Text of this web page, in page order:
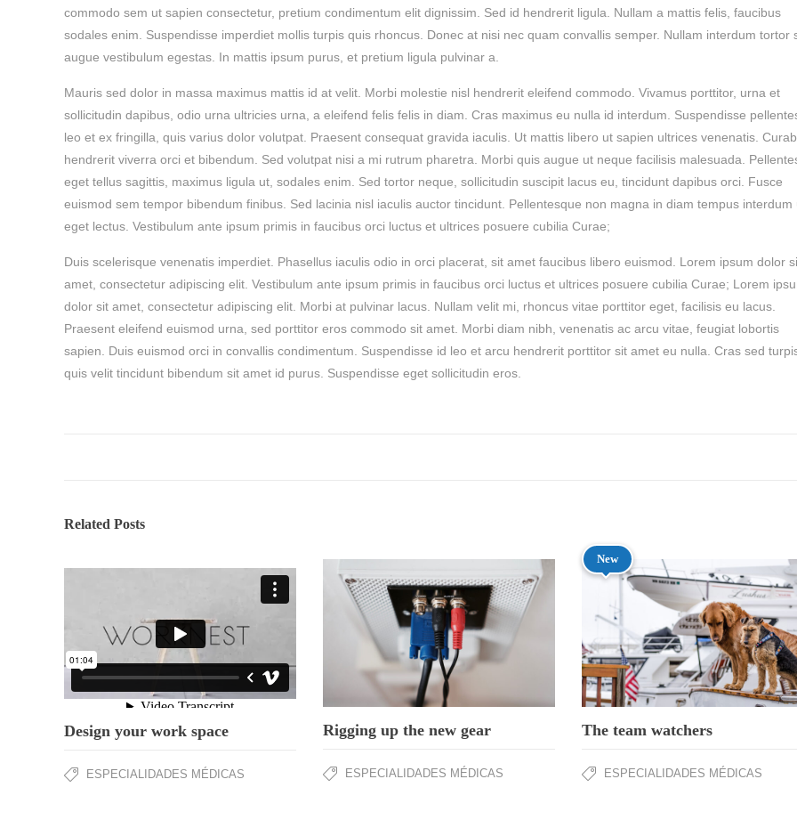
commodo sem ut sapien consectetur, pretium condimentum elit dignissim. Sed id hendrerit ligula. Nullam a mattis felis, faucibus
sodales enim. Suspendisse imperdiet mollis turpis quis rhoncus. Donec at nisi nec quam convallis semper. Nullam interdum tortor
augue vestibulum egestas. In mattis ipsum purus, et pretium ligula pulvinar a.
Mauris sed dolor in massa maximus mattis id at velit. Morbi molestie nisl hendrerit eleifend commodo. Vivamus porttitor, urna et
sollicitudin dapibus, odio urna ultricies urna, a eleifend felis felis in diam. Cras maximus eu nulla id interdum. Suspendisse
leo et ex fringilla, quis varius dolor volutpat. Praesent consequat gravida iaculis. Ut mattis libero ut sapien ultrices venenatis.
hendrerit viverra orci et bibendum. Sed volutpat nisi a mi rutrum pharetra. Morbi quis augue ut neque facilisis malesuada.
eget tellus sagittis, maximus ligula ut, sodales enim. Sed tortor neque, sollicitudin suscipit lacus eu, tincidunt dapibus orci. Fusce
euismod sem tempor bibendum finibus. Sed lacinia nisl iaculis auctor tincidunt. Pellentesque non magna in diam tempus interdum
eget lectus. Vestibulum ante ipsum primis in faucibus orci luctus et ultrices posuere cubilia Curae;
Duis scelerisque venenatis imperdiet. Phasellus iaculis odio in orci placerat, sit amet faucibus libero euismod. Lorem ipsum dolor
amet, consectetur adipiscing elit. Vestibulum ante ipsum primis in faucibus orci luctus et ultrices posuere cubilia Curae; Lorem
dolor sit amet, consectetur adipiscing elit. Morbi at pulvinar lacus. Nullam velit mi, rhoncus vitae porttitor eget, facilisis eu lacus.
Praesent eleifend euismod urna, sed porttitor eros commodo sit amet. Morbi diam nibh, venenatis ac arcu vitae, feugiat lobortis
sapien. Duis euismod orci in convallis condimentum. Suspendisse id leo et arcu hendrerit porttitor sit amet eu nulla. Cras sed
quis velit tincidunt bibendum sit amet id purus. Suspendisse eget sollicitudin eros.
Related Posts
Design your work space
ESPECIALIDADES MÉDICAS
Rigging up the new gear
ESPECIALIDADES MÉDICAS
New
The team watchers
ESPECIALIDADES MÉDICAS